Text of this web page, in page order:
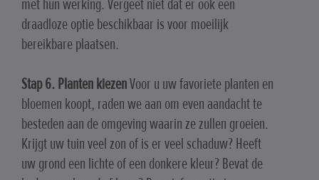
met hun werking. Vergeet niet dat er ook een
draadloze optie beschikbaar is voor moeilijk
bereikbare plaatsen.
Stap 6. Planten kiezenVoor u uw favoriete planten en
bloemen koopt, raden we aan om even aandacht te
besteden aan de omgeving waarin ze zullen groeien.
Krijgt uw tuin veel zon of is er veel schaduw? Heeft
uw grond een lichte of een donkere kleur? Bevat de